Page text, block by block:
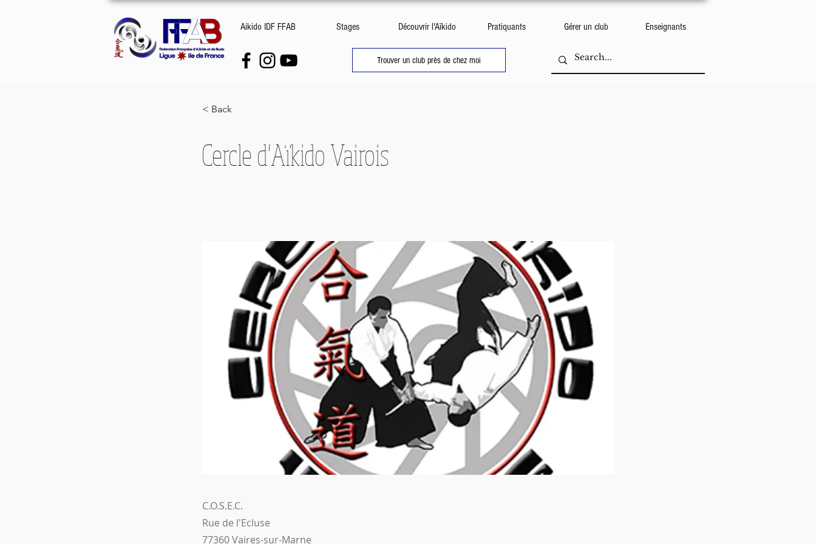
Aikido IDF FFAB Stages Découvrir l'Aïkido Pratiquants Gérer un club Enseignants
Trouver un club près de chez moi
< Back
Cercle d'Aïkido Vairois
C.O.S.E.C.
Rue de l'Ecluse
77360 Vaires-sur-Marne